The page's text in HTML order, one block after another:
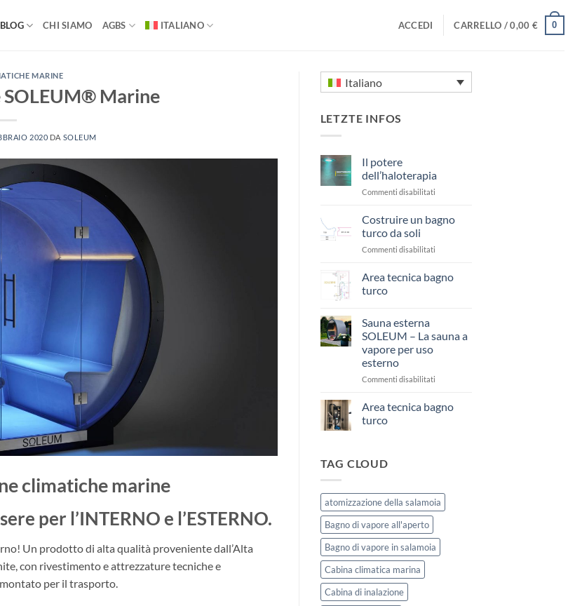
BLOG CHI SIAMO AGBS ITALIANO ACCEDI CARRELLO /0,00 € 0
MARINE
Marine
2020 DA SOLEUM
climatiche marine
per l’INTERNO e l’ESTERNO.
Un prodotto di alta qualità proveniente dall’Alta
con rivestimento e attrezzature tecniche e
per il trasporto.
Italiano
LETZTE INFOS
Il potere
dell’haloterapia
Commenti disabilitatisu
dell’haloterapia
Costruire un bagno
turco da soli
Commenti disabilitatisu
bagno
Area tecnica bagno
turco
su
Area
tecnica
bagno
turco
Sauna esterna
SOLEUM – La sauna a
vapore per uso
esterno
Commenti disabilitatisu
SOLEUM
uso
esterno
Area tecnica bagno
turco
Area
tecnica
TAG CLOUD
atomizzazione della salamoia
Bagno di vapore all'aperto
Bagno di vapore in salamoia
Cabina climatica marina
Cabina di inalazione